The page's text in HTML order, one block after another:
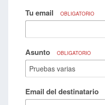
Tu email OBLIGATORIO
Asunto OBLIGATORIO
Email del destinatario